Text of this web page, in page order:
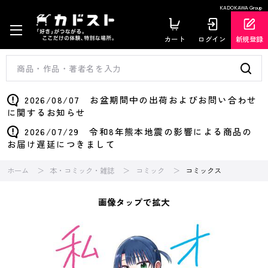
KADOKAWA Group
カート ログイン 新規登録
2026/08/07 お盆期間中の出荷およびお問い合わせ
に関するお知らせ
2026/07/29 令和8年熊本地震の影響による商品の
お届け遅延につきまして
ホーム 本・コミック・雑誌 コミック コミックス
画像タップで拡大